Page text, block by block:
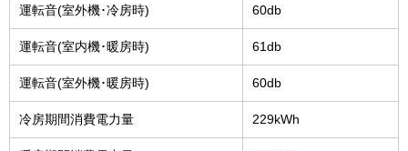
運転音(室外機･冷房時) 60db
運転音(室内機･暖房時) 61db
運転音(室外機･暖房時) 60db
冷房期間消費電力量 229kWh